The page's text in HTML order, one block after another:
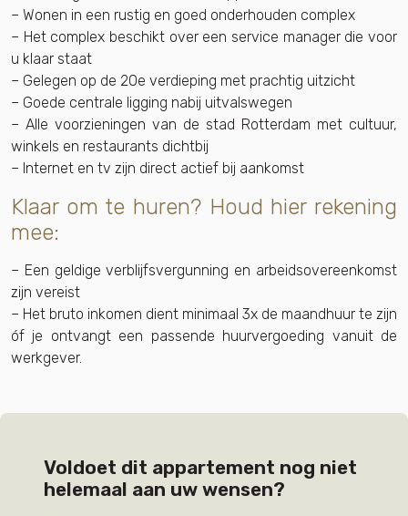
– Wonen in een rustig en goed onderhouden complex
– Het complex beschikt over een service manager die voor
u klaar staat
– Gelegen op de 20e verdieping met prachtig uitzicht
– Goede centrale ligging nabij uitvalswegen
– Alle voorzieningen van de stad Rotterdam met cultuur,
winkels en restaurants dichtbij
– Internet en tv zijn direct actief bij aankomst
Klaar om te huren? Houd hier rekening
mee:
– Een geldige verblijfsvergunning en arbeidsovereenkomst
zijn vereist
– Het bruto inkomen dient minimaal 3x de maandhuur te zijn
óf je ontvangt een passende huurvergoeding vanuit de
werkgever.
Voldoet dit appartement nog niet
helemaal aan uw wensen?